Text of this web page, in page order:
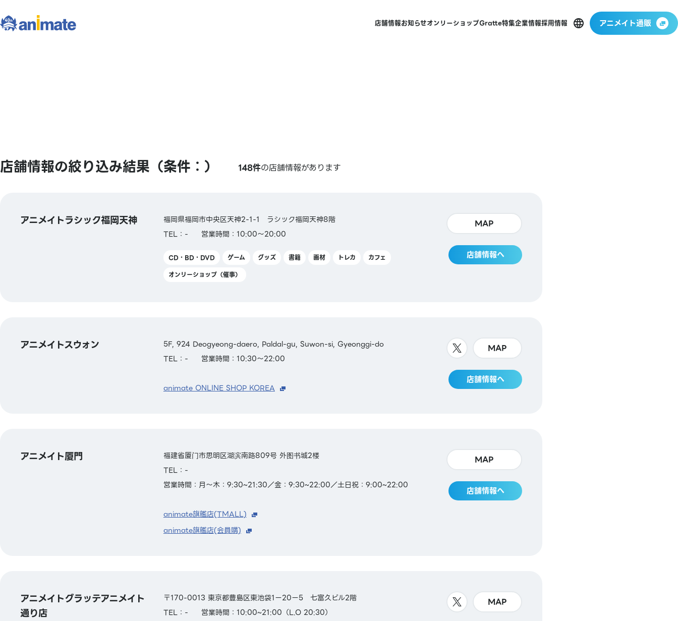
店舗情報お知らせオンリーショップGratte特集企業情報採用情報 アニメイト通販
店舗情報の絞り込み結果（条件：） 148件の店舗情報があります
アニメイトラシック福岡天神
福岡県福岡市中央区天神2-1-1 ラシック福岡天神8階
TEL：-
営業時間：10:00～20:00
CD・BD・DVD ゲーム グッズ 書籍 画材 トレカ
カフェ
オンリーショップ（催事）
MAP
店舗情報へ
アニメイトスウォン
5F, 924 Deogyeong-daero, Paldal-gu, Suwon-si, Gyeonggi-do
TEL：-
営業時間：10:30～22:00
animate ONLINE SHOP KOREA
MAP
店舗情報へ
アニメイト厦門
福建省厦门市思明区湖滨南路809号 外图书城2楼
TEL：-
営業時間：月～木：9:30~21:30／金：9:30~22:00／土日祝：9:00~22:00
animate旗艦店(TMALL)
animate旗艦店(会員購)
MAP
店舗情報へ
アニメイトグラッテアニメイト
通り店
〒170-0013 東京都豊島区東池袋1ー20ー5 七富久ビル2階
TEL：-
営業時間：10:00~21:00（L.O 20:30）
MAP